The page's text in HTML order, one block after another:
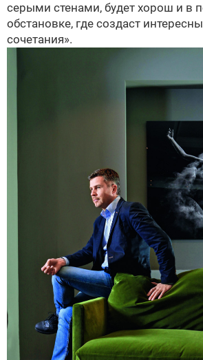
серыми стенами, будет хорош и в
обстановке, где создаст
сочетания».